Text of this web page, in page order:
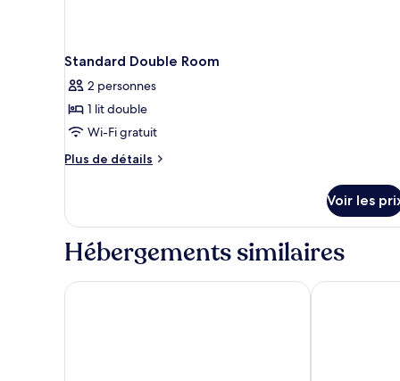
Standard Double Room
2 personnes
1 lit double
Wi-Fi gratuit
Plus de détails
Plus
le
type
de
Standard
Voir les
Hébergements similaires
Grid Inn Le Mong Hotel